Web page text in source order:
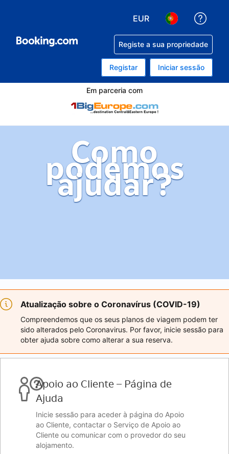
EUR
Registe a sua propriedade
Registar Iniciar sessão
Em parceria com
Como
podemos
ajudar?
Atualização sobre o Coronavírus (COVID-19)
Compreendemos que os seus planos de viagem podem ter
sido alterados pelo Coronavirus. Por favor, inicie sessão para
obter ajuda sobre como alterar a sua reserva.
Apoio ao Cliente – Página de
Ajuda
Inicie sessão para aceder à página do Apoio
ao Cliente, contactar o Serviço de Apoio ao
Cliente ou comunicar com o provedor do seu
alojamento.